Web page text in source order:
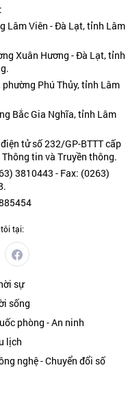
Lâm Viên - Đà Lạt, tỉnh Lâm
Xuân Hương - Đà Lạt, tỉnh
Phú Thủy, tỉnh Lâm
Bắc Gia Nghĩa, tỉnh Lâm
tử số 232/GP-BTTT cấp
tin và Truyền thông.
3810443 - Fax: (0263)
tại:
sự
sống
phòng - An ninh
lịch
nghệ - Chuyển đổi số